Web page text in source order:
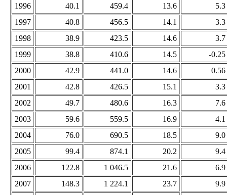
1996
40.1 459.4 13.6
5.3
1997
40.8 456.5 14.1
3.3
1998
38.9 423.5 14.6
3.7
1999
38.8 410.6 14.5
-0.25
2000
42.9 441.0 14.6
0.56
2001
42.8 426.5 15.1
3.3
2002
49.7 480.6 16.3
7.6
2003
59.6 559.5 16.9
4.1
2004
76.0 690.5 18.5
9.0
2005
99.4 874.1 20.2
9.4
2006
122.8 1 046.5 21.6
6.9
2007
148.3 1 224.1 23.7
9.9